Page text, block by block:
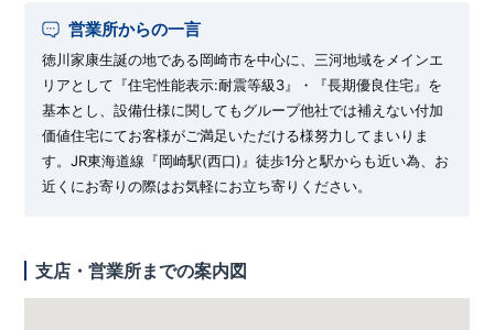
営業所からの一言
徳川家康生誕の地である岡崎市を中心に、三河地域をメインエ
リアとして『住宅性能表示:耐震等級3』・『長期優良住宅』を
基本とし、設備仕様に関してもグループ他社では補えない付加
価値住宅にてお客様がご満足いただける様努力してまいりま
す。JR東海道線『岡崎駅(西口)』徒歩1分と駅からも近い為、お
近くにお寄りの際はお気軽にお立ち寄りください。
支店・営業所までの案内図